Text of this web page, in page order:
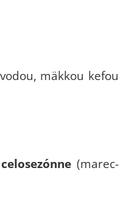
mäkkou kefou
(marec-